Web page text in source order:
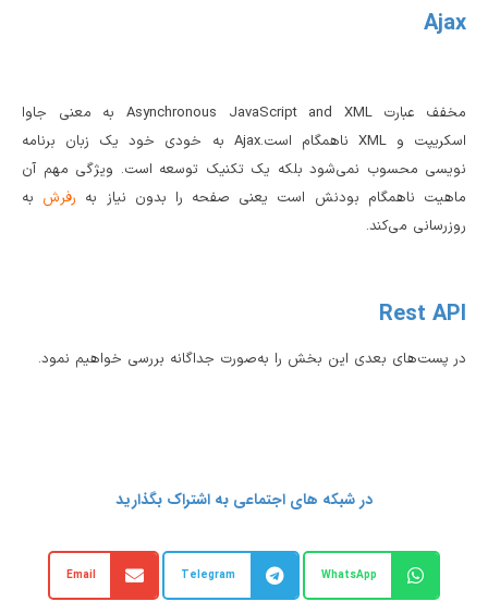
Ajax
مخفف عبارت Asynchronous JavaScript and XML به معنی جاوا
اسکریپت و XML ناهمگام است.Ajax به خودی خود یک زبان برنامه
نویسی محسوب نمی‌شود بلکه یک تکنیک توسعه است. ویژگی مهم آن
ماهیت ناهمگام بودنش است یعنی صفحه را بدون نیاز به رفرش به
روزرسانی می‌کند.
Rest API
در پست‌های بعدی این بخش را به‌صورت جداگانه بررسی خواهیم نمود.
در شبکه های اجتماعی به اشتراک بگذارید
WhatsApp
Telegram
Email